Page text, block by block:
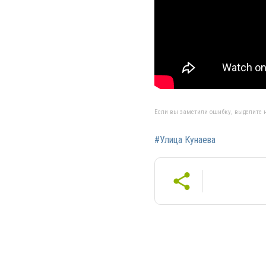
Если вы заметили ошибку, выделите
#Улица Кунаева